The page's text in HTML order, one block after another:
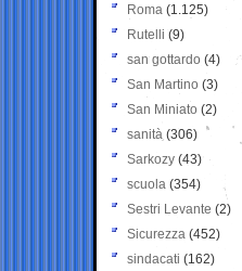
Roma (1.125)
Rutelli (9)
san gottardo (4)
San Martino (3)
San Miniato (2)
sanità (306)
Sarkozy (43)
scuola (354)
Sestri Levante (2)
Sicurezza (452)
sindacati (162)